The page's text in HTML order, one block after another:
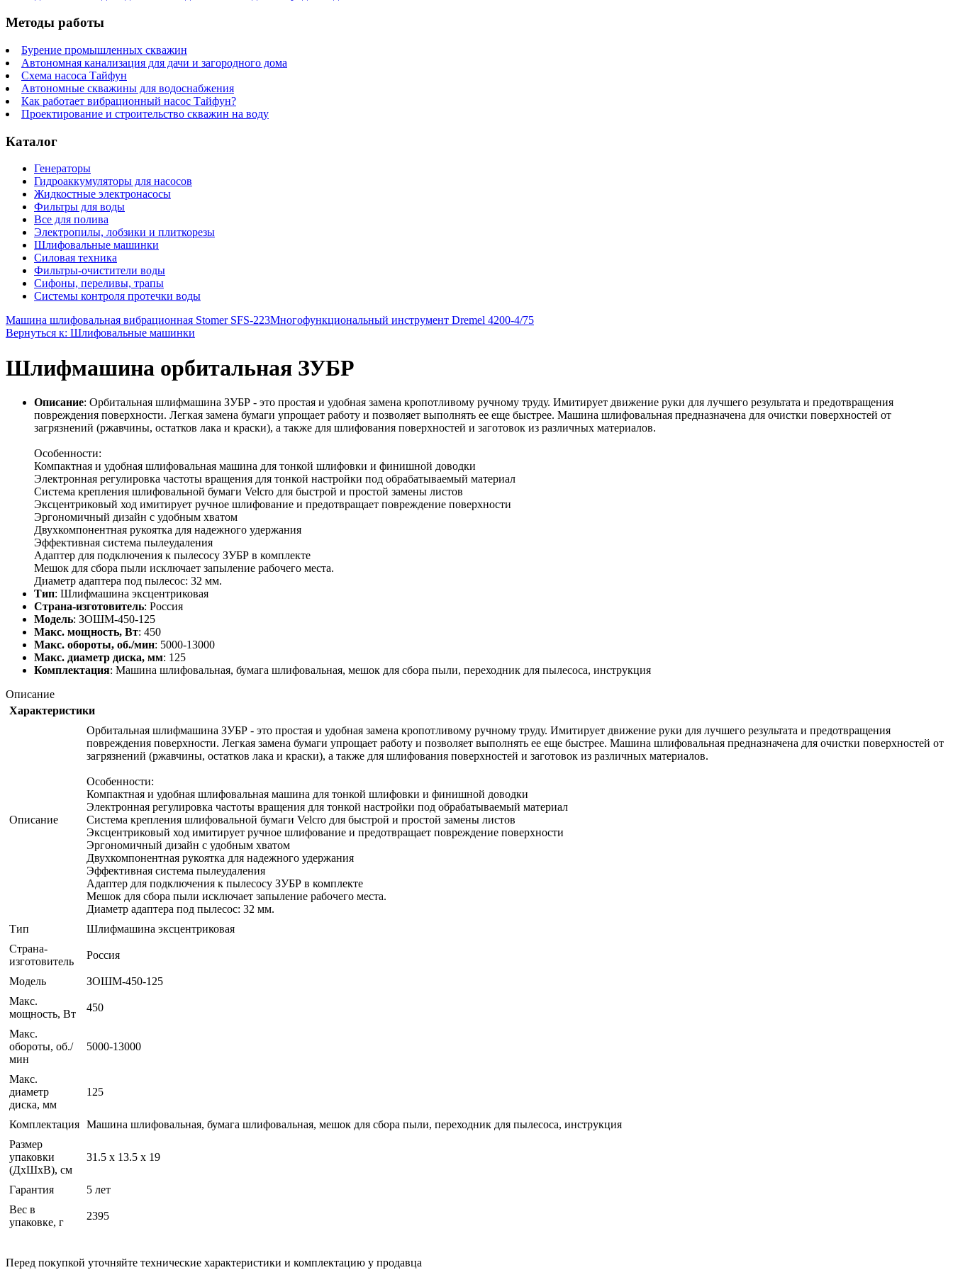
Методы работы
Бурение промышленных скважин
Автономная канализация для дачи и загородного дома
Схема насоса Тайфун
Автономные скважины для водоснабжения
Как работает вибрационный насос Тайфун?
Проектирование и строительство скважин на воду
Каталог
Генераторы
Гидроаккумуляторы для насосов
Жидкостные электронасосы
Фильтры для воды
Все для полива
Электропилы, лобзики и плиткорезы
Шлифовальные машинки
Силовая техника
Фильтры-очистители воды
Сифоны, переливы, трапы
Системы контроля протечки воды
Машина шлифовальная вибрационная Stomer SFS-223Многофункциональный инструмент Dremel 4200-4/75
Вернуться к: Шлифовальные машинки
Шлифмашина орбитальная ЗУБР
Описание: Орбитальная шлифмашина ЗУБР - это простая и удобная замена кропотливому ручному труду. Имитирует движение руки для лучшего результата и предотвращения
повреждения поверхности. Легкая замена бумаги упрощает работу и позволяет выполнять ее еще быстрее. Машина шлифовальная предназначена для очистки поверхностей от
загрязнений (ржавчины, остатков лака и краски), а также для шлифования поверхностей и заготовок из различных материалов.
Особенности:
Компактная и удобная шлифовальная машина для тонкой шлифовки и финишной доводки
Электронная регулировка частоты вращения для тонкой настройки под обрабатываемый материал
Система крепления шлифовальной бумаги Velcro для быстрой и простой замены листов
Эксцентриковый ход имитирует ручное шлифование и предотвращает повреждение поверхности
Эргономичный дизайн с удобным хватом
Двухкомпонентная рукоятка для надежного удержания
Эффективная система пылеудаления
Адаптер для подключения к пылесосу ЗУБР в комплекте
Мешок для сбора пыли исключает запыление рабочего места.
Диаметр адаптера под пылесос: 32 мм.
Тип: Шлифмашина эксцентриковая
Страна-изготовитель: Россия
Модель: ЗОШМ-450-125
Макс. мощность, Вт: 450
Макс. обороты, об./мин: 5000-13000
Макс. диаметр диска, мм: 125
Комплектация: Машина шлифовальная, бумага шлифовальная, мешок для сбора пыли, переходник для пылесоса, инструкция
Описание
Характеристики
Описание
Орбитальная шлифмашина ЗУБР - это простая и удобная замена кропотливому ручному труду. Имитирует движение руки для лучшего результата и предотвращения
повреждения поверхности. Легкая замена бумаги упрощает работу и позволяет выполнять ее еще быстрее. Машина шлифовальная предназначена для очистки поверхностей от
загрязнений (ржавчины, остатков лака и краски), а также для шлифования поверхностей и заготовок из различных материалов.
Особенности:
Компактная и удобная шлифовальная машина для тонкой шлифовки и финишной доводки
Электронная регулировка частоты вращения для тонкой настройки под обрабатываемый материал
Система крепления шлифовальной бумаги Velcro для быстрой и простой замены листов
Эксцентриковый ход имитирует ручное шлифование и предотвращает повреждение поверхности
Эргономичный дизайн с удобным хватом
Двухкомпонентная рукоятка для надежного удержания
Эффективная система пылеудаления
Адаптер для подключения к пылесосу ЗУБР в комплекте
Мешок для сбора пыли исключает запыление рабочего места.
Диаметр адаптера под пылесос: 32 мм.
Тип
Шлифмашина эксцентриковая
Страна-
изготовитель
Россия
Модель
ЗОШМ-450-125
Макс.
мощность, Вт
450
Макс.
обороты, об./
мин
5000-13000
Макс.
диаметр
диска, мм
125
Комплектация Машина шлифовальная, бумага шлифовальная, мешок для сбора пыли, переходник для пылесоса, инструкция
Размер
упаковки
(ДхШхВ), см
31.5 х 13.5 х 19
Гарантия
5 лет
Вес в
упаковке, г
2395
Перед покупкой уточняйте технические характеристики и комплектацию у продавца